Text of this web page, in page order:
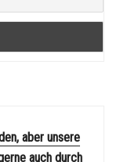
aber unsere
auch durch